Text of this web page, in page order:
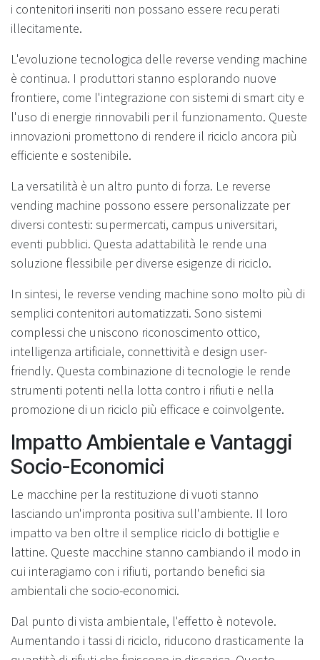
i contenitori inseriti non possano essere recuperati
illecitamente.
L'evoluzione tecnologica delle reverse vending machine
è continua. I produttori stanno esplorando nuove
frontiere, come l'integrazione con sistemi di smart city e
l'uso di energie rinnovabili per il funzionamento. Queste
innovazioni promettono di rendere il riciclo ancora più
efficiente e sostenibile.
La versatilità è un altro punto di forza. Le reverse
vending machine possono essere personalizzate per
diversi contesti: supermercati, campus universitari,
eventi pubblici. Questa adattabilità le rende una
soluzione flessibile per diverse esigenze di riciclo.
In sintesi, le reverse vending machine sono molto più di
semplici contenitori automatizzati. Sono sistemi
complessi che uniscono riconoscimento ottico,
intelligenza artificiale, connettività e design user-
friendly. Questa combinazione di tecnologie le rende
strumenti potenti nella lotta contro i rifiuti e nella
promozione di un riciclo più efficace e coinvolgente.
Impatto Ambientale e Vantaggi
Socio-Economici
Le macchine per la restituzione di vuoti stanno
lasciando un'impronta positiva sull'ambiente. Il loro
impatto va ben oltre il semplice riciclo di bottiglie e
lattine. Queste macchine stanno cambiando il modo in
cui interagiamo con i rifiuti, portando benefici sia
ambientali che socio-economici.
Dal punto di vista ambientale, l'effetto è notevole.
Aumentando i tassi di riciclo, riducono drasticamente la